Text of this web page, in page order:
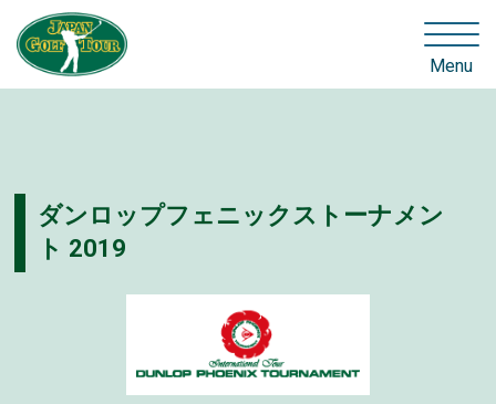
Menu
ダンロップフェニックストーナメン
ト 2019